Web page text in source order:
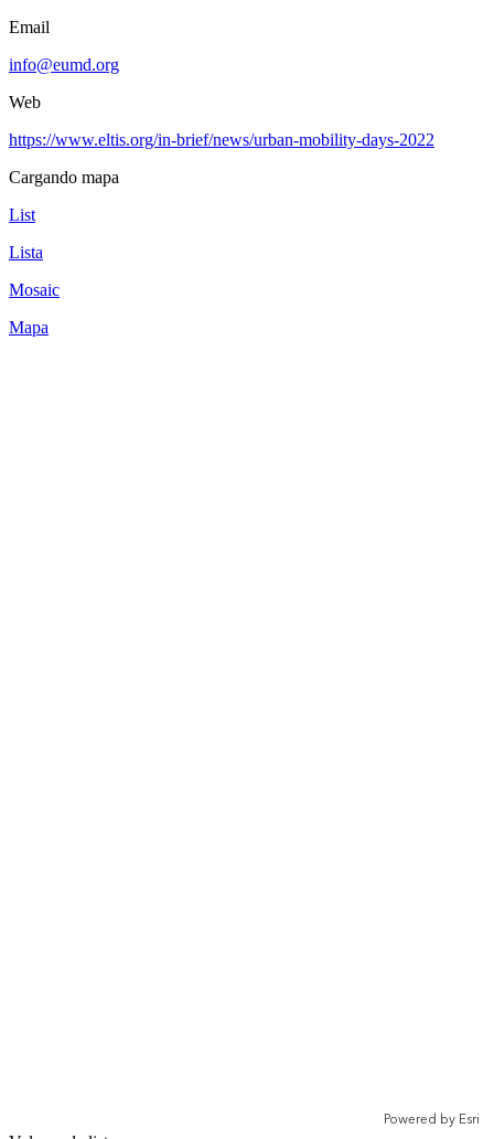
Email
info@eumd.org
Web
https://www.eltis.org/in-brief/news/urban-mobility-days-2022
Cargando mapa
List
Lista
Mosaic
Mapa